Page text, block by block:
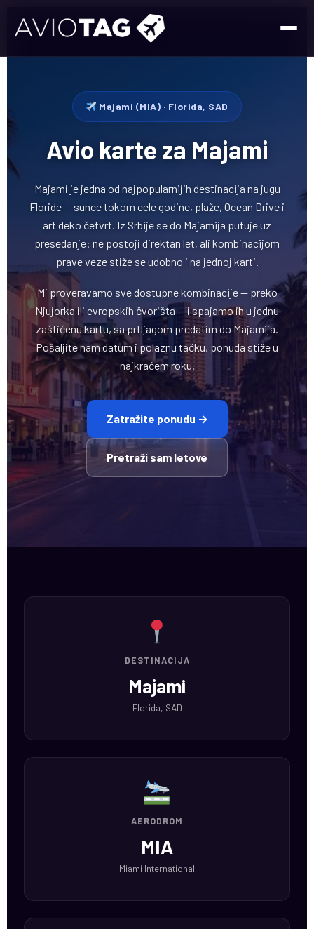
Majami (MIA) · Florida, SAD
Avio karte za Majami
Majami je jedna od najpopularnijih destinacija na jugu
Floride — sunce tokom cele godine, plaže, Ocean Drive i
art deko četvrt. Iz Srbije se do Majamija putuje uz
presedanje: ne postoji direktan let, ali kombinacijom
prave veze stiže se udobno i na jednoj karti.
Mi proveravamo sve dostupne kombinacije — preko
Njujorka ili evropskih čvorišta — i spajamo ih u jednu
zaštićenu kartu, sa prtljagom predatim do Majamija.
Pošaljite nam datum i polaznu tačku, ponuda stiže u
najkraćem roku.
Zatražite ponudu →
Pretraži sam letove
DESTINACIJA
Majami
Florida, SAD
AERODROM
MIA
Miami International